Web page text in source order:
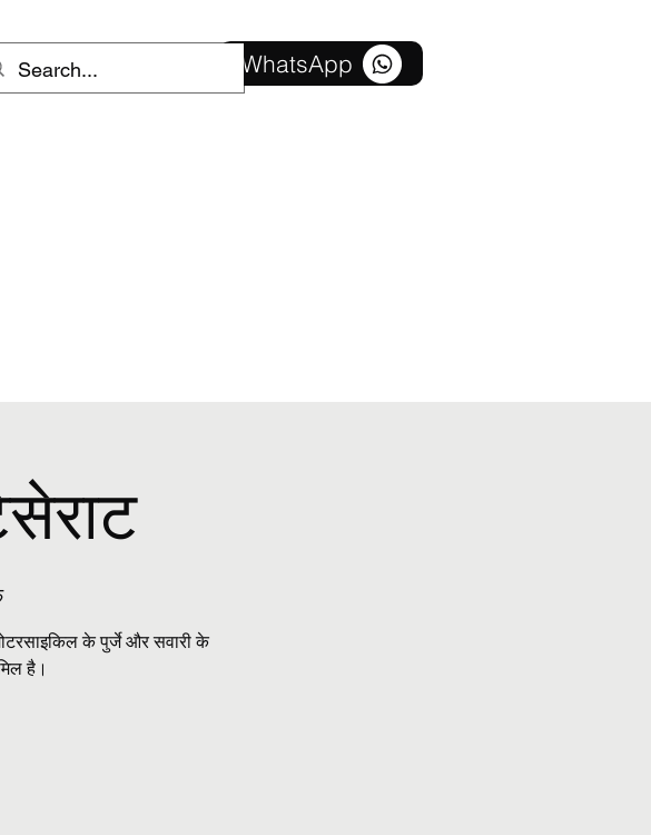
लॉगिन करें WhatsApp
के पुर्जे और सवारी के
है।